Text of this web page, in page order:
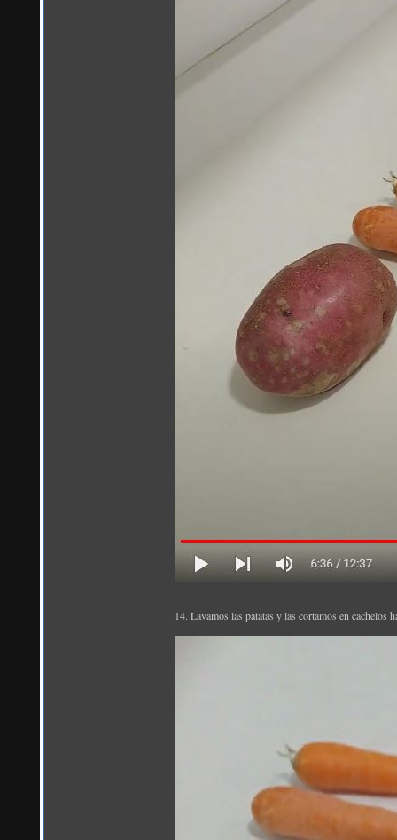
14. Lavamos las patatas y las cortamos en